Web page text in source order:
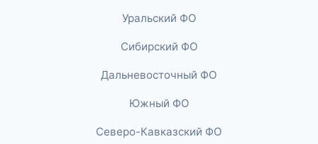
Уральский ФО
Сибирский ФО
Дальневосточный ФО
Южный ФО
Северо-Кавказский ФО